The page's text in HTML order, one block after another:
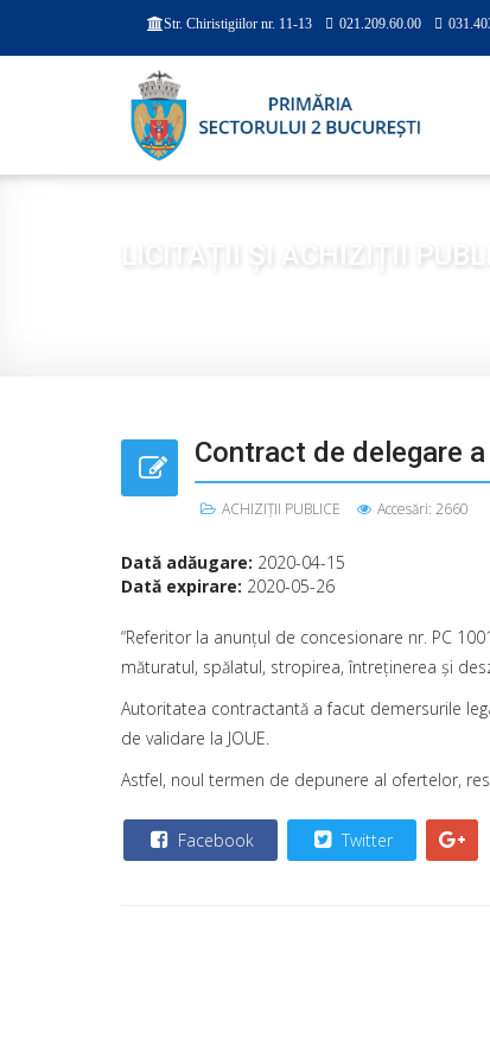
Str. Chiristigiilor nr. 11-13 021.209.60.00
LICITAȚII ȘI ACHIZIȚII
Contract de delegare
ACHIZIȚII PUBLICE Accesări: 2660
Dată adăugare: 2020-04-15
Dată expirare: 2020-05-26
“Referitor la anunțul de concesionare nr. PC
măturatul, spălatul, stropirea, întreținerea şi
Autoritatea contractantă a facut demersurile
de validare la JOUE.
Astfel, noul termen de depunere al ofertelor,
Facebook Twitter